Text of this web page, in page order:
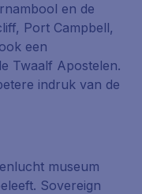
en de
Port Campbell,
een
Twaalf Apostelen.
indruk van de
museum
Sovereign